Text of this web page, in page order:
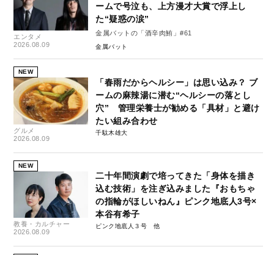
エンタメ
2026.08.09
ームで号泣も、上方漫才大賞で浮上し
た“疑惑の涙”
金属バットの「酒辛肉鮪」#61
金属バット
NEW
グルメ
2026.08.09
「春雨だからヘルシー」は思い込み？ ブ
ームの麻辣湯に潜む“ヘルシーの落とし
穴” 管理栄養士が勧める「具材」と避け
たい組み合わせ
千駄木雄大
NEW
教養・カルチャー
2026.08.09
二十年間演劇で培ってきた「身体を描き
込む技術」を注ぎ込みました『おもちゃ
の指輪がほしいねん』ピンク地底人3号×
本谷有希子
ピンク地底人３号